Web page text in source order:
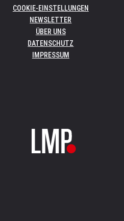
COOKIE-EINSTELLUNGEN
NEWSLETTER
ÜBER UNS
DATENSCHUTZ
IMPRESSUM